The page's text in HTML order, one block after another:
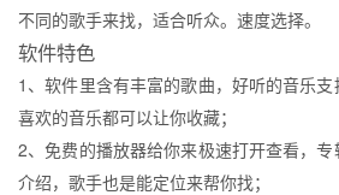
不同的歌手来找，适合听众。速度选择。
软件特色
1、软件里含有丰富的歌曲，好听的音乐支
喜欢的音乐都可以让你收藏；
2、免费的播放器给你来极速打开查看，
介绍，歌手也是能定位来帮你找；